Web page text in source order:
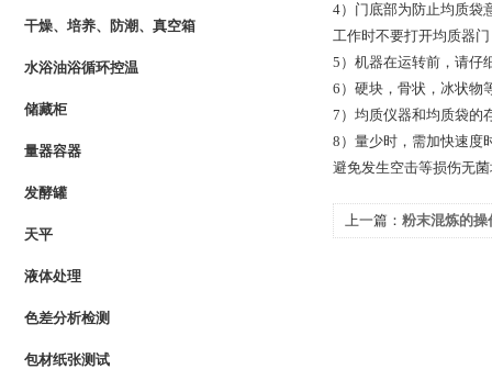
干燥、培养、防潮、真空箱
水浴油浴循环控温
储藏柜
量器容器
发酵罐
天平
液体处理
色差分析检测
包材纸张测试
4）门底部为防止均质袋
工作时不要打开均质器
5）机器在运转前，请仔
6）硬块，骨状，冰状物
7）均质仪器和均质袋的
8）量少时，需加快速度
避免发生空击等损伤无
上一篇： 粉末混炼的操